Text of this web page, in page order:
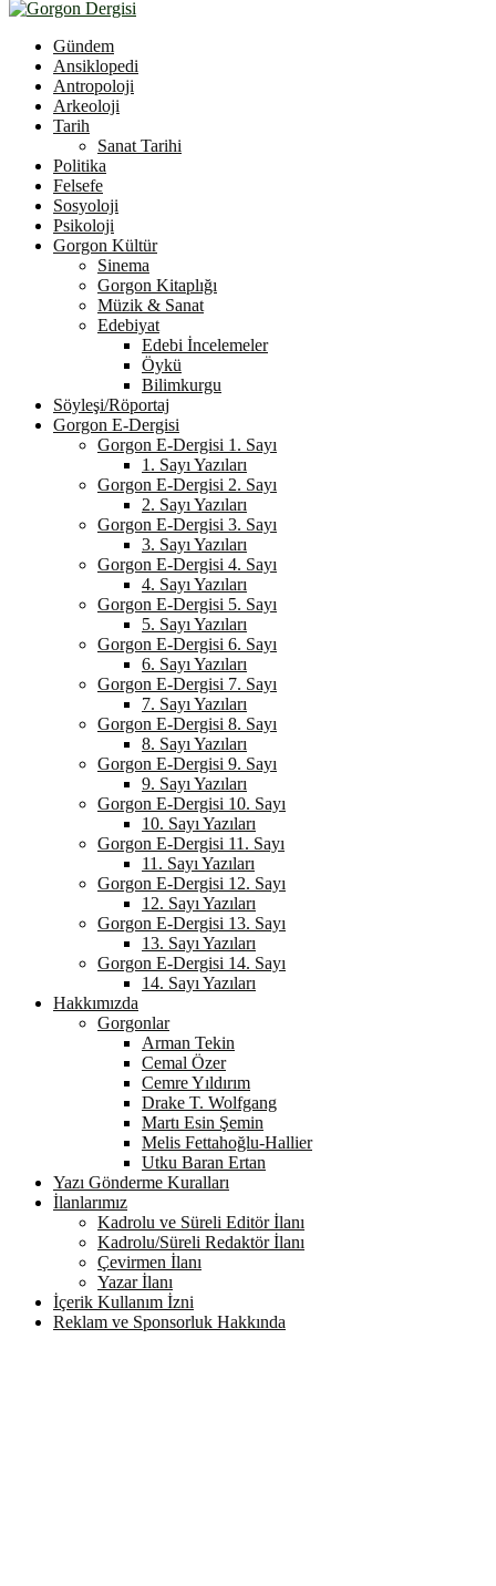
Gündem
Ansiklopedi
Antropoloji
Arkeoloji
Tarih
Sanat Tarihi
Politika
Felsefe
Sosyoloji
Psikoloji
Gorgon Kültür
Sinema
Gorgon Kitaplığı
Müzik & Sanat
Edebiyat
Edebi İncelemeler
Öykü
Bilimkurgu
Söyleşi/Röportaj
Gorgon E-Dergisi
Gorgon E-Dergisi 1. Sayı
1. Sayı Yazıları
Gorgon E-Dergisi 2. Sayı
2. Sayı Yazıları
Gorgon E-Dergisi 3. Sayı
3. Sayı Yazıları
Gorgon E-Dergisi 4. Sayı
4. Sayı Yazıları
Gorgon E-Dergisi 5. Sayı
5. Sayı Yazıları
Gorgon E-Dergisi 6. Sayı
6. Sayı Yazıları
Gorgon E-Dergisi 7. Sayı
7. Sayı Yazıları
Gorgon E-Dergisi 8. Sayı
8. Sayı Yazıları
Gorgon E-Dergisi 9. Sayı
9. Sayı Yazıları
Gorgon E-Dergisi 10. Sayı
10. Sayı Yazıları
Gorgon E-Dergisi 11. Sayı
11. Sayı Yazıları
Gorgon E-Dergisi 12. Sayı
12. Sayı Yazıları
Gorgon E-Dergisi 13. Sayı
13. Sayı Yazıları
Gorgon E-Dergisi 14. Sayı
14. Sayı Yazıları
Hakkımızda
Gorgonlar
Arman Tekin
Cemal Özer
Cemre Yıldırım
Drake T. Wolfgang
Martı Esin Şemin
Melis Fettahoğlu-Hallier
Utku Baran Ertan
Yazı Gönderme Kuralları
İlanlarımız
Kadrolu ve Süreli Editör İlanı
Kadrolu/Süreli Redaktör İlanı
Çevirmen İlanı
Yazar İlanı
İçerik Kullanım İzni
Reklam ve Sponsorluk Hakkında